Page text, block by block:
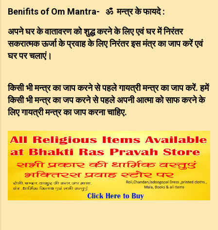
Benifits of Om Mantra-
ॐ मन्त्रके फायदे :
अपने घर के वातावरण को शुद्ध करने के लिए एवं घर में निरंतर
सकरात्मक ऊर्जा के प्रवाह के लिए निरंतर इस मंत्र का जाप करें एवं
घर पर चलाएं।
किसी भी मन्त्र का जाप करने से पहले गायत्री मन्त्र का जाप करें. हमें
किसी भी मन्त्र का जप करने से पहले अपनी आत्मा को साफ करने के
लिए गायत्री मन्त्र का जाप करना चाहिए.